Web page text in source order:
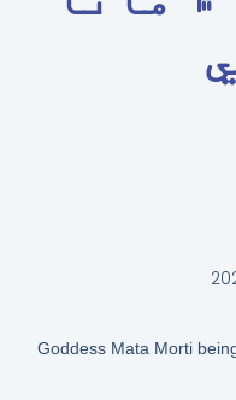
Goddess Mata Morti